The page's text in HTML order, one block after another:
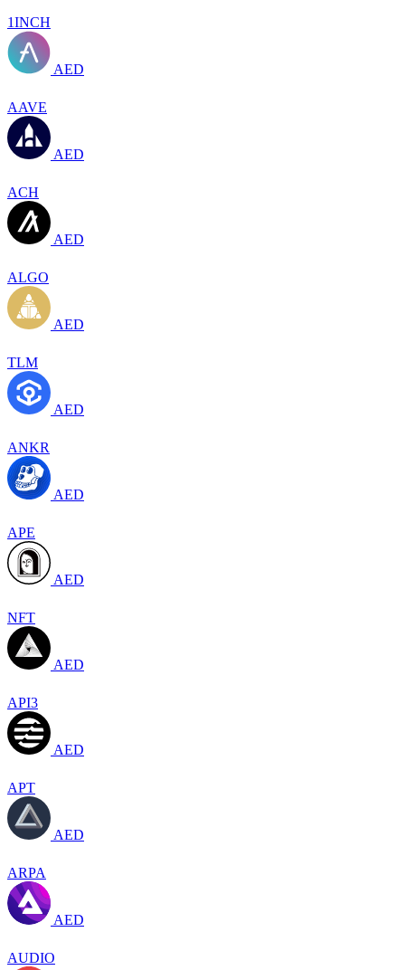
1INCH
AED
AAVE
AED
ACH
AED
ALGO
AED
TLM
AED
ANKR
AED
APE
AED
NFT
AED
API3
AED
APT
AED
ARPA
AED
AUDIO